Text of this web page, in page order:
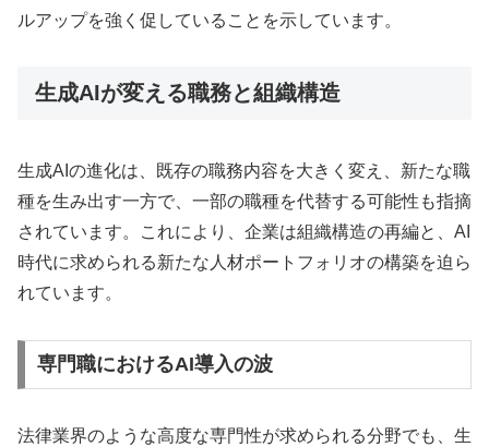
ルアップを強く促していることを示しています。
生成AIが変える職務と組織構造
生成AIの進化は、既存の職務内容を大きく変え、新たな職
種を生み出す一方で、一部の職種を代替する可能性も指摘
されています。これにより、企業は組織構造の再編と、AI
時代に求められる新たな人材ポートフォリオの構築を迫ら
れています。
専門職におけるAI導入の波
法律業界のような高度な専門性が求められる分野でも、生